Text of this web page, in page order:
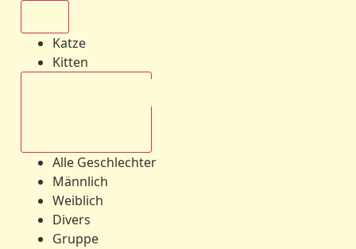
Katze
Kitten
Alle Geschlechter
Männlich
Weiblich
Divers
Gruppe